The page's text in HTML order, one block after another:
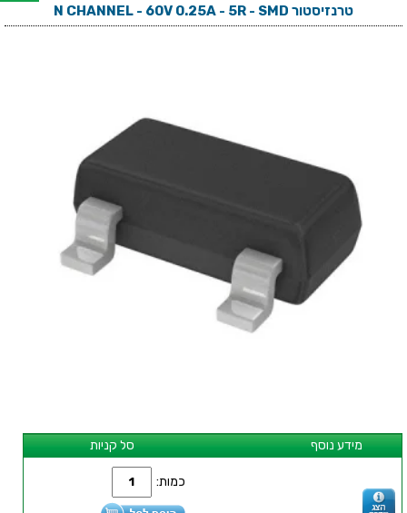
טרנזיסטור N CHANNEL - 60V 0.25A - 5R - SMD
סל קניות מידע נוסף
כמות: